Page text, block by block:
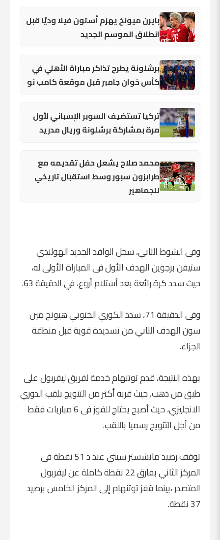
بايرن ميونخ يهزم أستون فيلا وديًا قبل
انطلاق الموسم الجديد
برشلونة يطرح تذاكر مباراة الأهلي في
كأس خوان جامبر قبل موقعة كامب نو
تركيا تستضيف السوبر الإسباني لأول
مرة بمشاركة برشلونة وريال مدريد
محمد صلاح يشعل حفل تقديمه مع
طرابزون سبور وسط استقبال تاريخي
للجماهير
وفى الشوط الثاني، سجل الوافد الجديد الهولندي
ستيفن برجوين الهدف الأول فى المباراة الأولى له،
حيث سدد كرة رائعة بعد أستلام أروع، في الدقيقة 63.
وفى الدقيقة 71، سدد الكوري الجنوبي هيونج مين
سون الهدف الثاني من تسديدة قوية قبل منطقة
الجزاء.
بهذه النتيجة، قدم توتنهام خدمة لفريق ليفربول على
طبق من ذهب، حيث قربه أكثر من التتويج بلقب الدوري
الانجليزي، حيث أصبح يحتاج للفوز فى 6 مباريات فقط
من أجل التتويج رسميا باللقب.
توقف رصيد مانشستر سيتي عند د 51 نقطة فى
المركز الثاني بفارق 22 نقطة كاملة عن ليفربول
المتصدر ،بينما قفز توتنهام إلى المركز الخامس برصيد
37 نقطة.